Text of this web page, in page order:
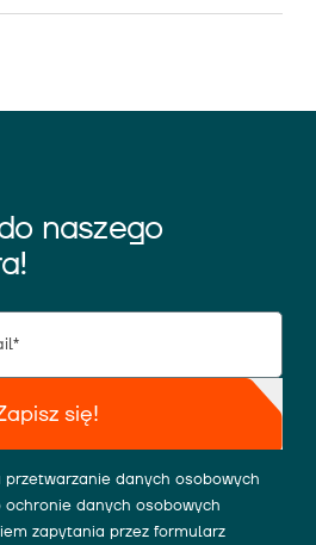
naszego
się!
przetwarzanie danych osobowych
danych osobowych
zapytania przez formularz